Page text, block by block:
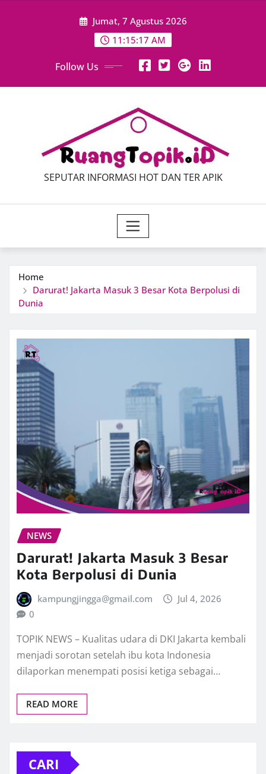
Jumat, 7 Agustus 2026
11:15:18 AM
Follow Us
SEPUTAR INFORMASI HOT DAN TER APIK
Home
Darurat! Jakarta Masuk 3 Besar Kota Berpolusi di
Dunia
NEWS
Darurat! Jakarta Masuk 3 Besar
Kota Berpolusi di Dunia
kampungjingga@gmail.com
Jul 4, 2026
0
TOPIK NEWS – Kualitas udara di DKI Jakarta kembali
menjadi sorotan setelah ibu kota Indonesia
dilaporkan menempati posisi ketiga sebagai…
READ MORE
CARI